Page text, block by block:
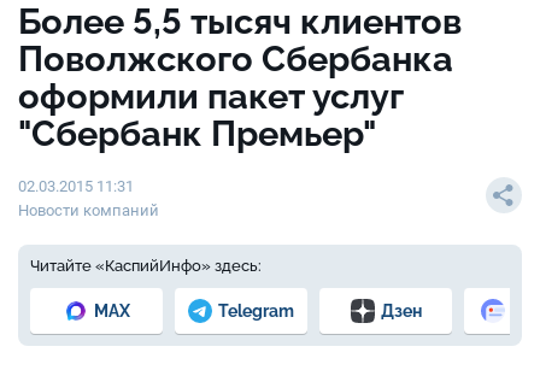
Более 5,5 тысяч клиентов
Поволжского Сбербанка
оформили пакет услуг
"Сбербанк Премьер"
02.03.2015 11:31
Новости компаний
Читайте «КаспийИнфо» здесь:
MAX Telegram Дзен